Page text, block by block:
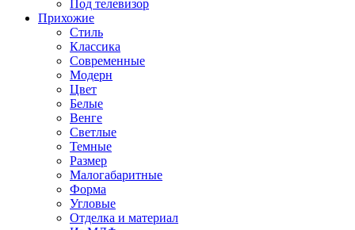
Под телевизор
Прихожие
Стиль
Классика
Современные
Модерн
Цвет
Белые
Венге
Светлые
Темные
Размер
Малогабаритные
Форма
Угловые
Отделка и материал